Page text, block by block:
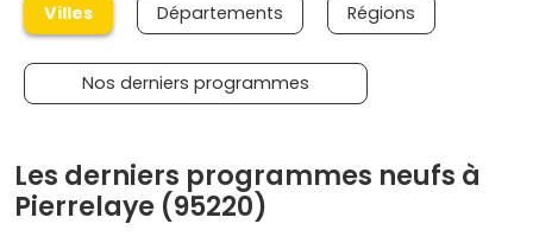
Villes Départements Régions
Nos derniers programmes
Les derniers programmes neufs à
Pierrelaye (95220)